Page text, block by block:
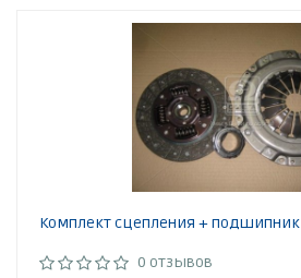
Комплект сцепления + подшипник
0 отзывов